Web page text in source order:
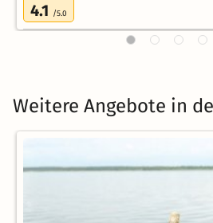
4.1 /5.0
Weitere Angebote in